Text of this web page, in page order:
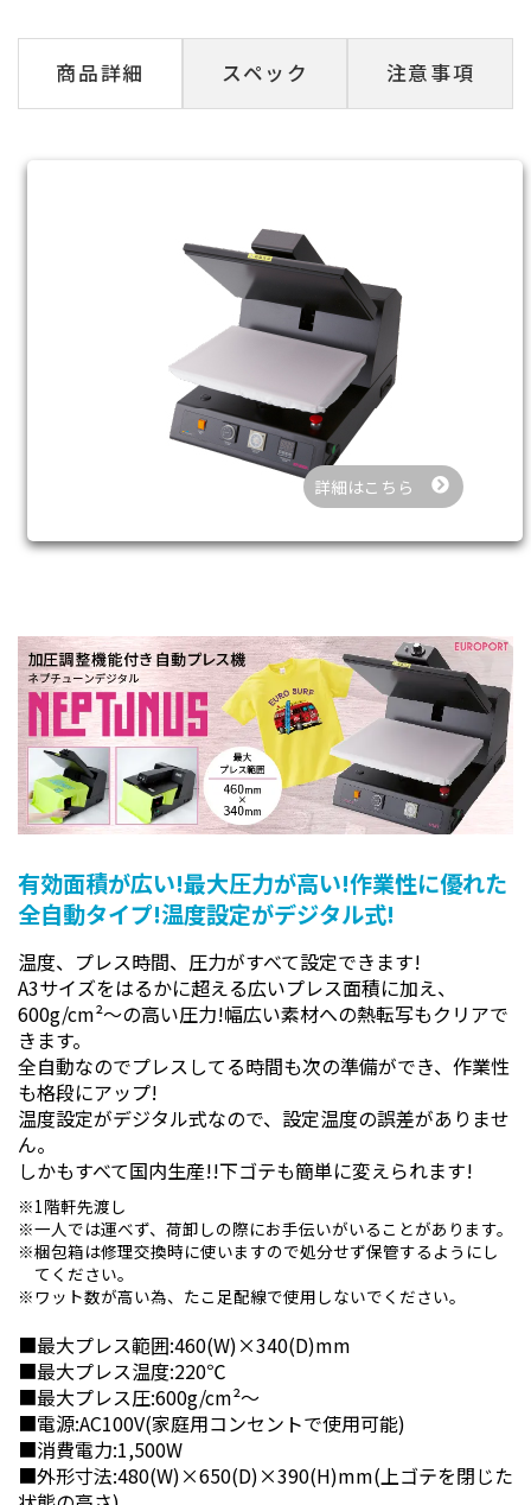
商品詳細 スペック 注意事項
ーンアドバンス
新登場！
ネプチューンは販売終了し
ました。
作業効率・生産性アップし
た新機種ネプチューンプラ
スが登場しました。
詳細はこちら
有効面積が広い!最大圧力が高い!作業性に優れた
全自動タイプ!温度設定がデジタル式!
温度、プレス時間、圧力がすべて設定できます!
A3サイズをはるかに超える広いプレス面積に加え、
600g/cm²～の高い圧力!幅広い素材への熱転写もクリアで
きます。
全自動なのでプレスしてる時間も次の準備ができ、作業性
も格段にアップ!
温度設定がデジタル式なので、設定温度の誤差がありませ
ん。
しかもすべて国内生産!!下ゴテも簡単に変えられます!
1階軒先渡し
一人では運べず、荷卸しの際にお手伝いがいることがあります。
梱包箱は修理交換時に使いますので処分せず保管するようにし
てください。
ワット数が高い為、たこ足配線で使用しないでください。
■最大プレス範囲:460(W)×340(D)mm
■最大プレス温度:220℃
■最大プレス圧:600g/cm²～
■電源:AC100V(家庭用コンセントで使用可能)
■消費電力:1,500W
■外形寸法:480(W)×650(D)×390(H)mm(上ゴテを閉じた